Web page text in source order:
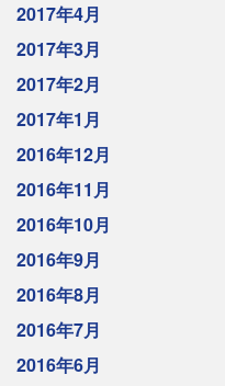
2017年4月
2017年3月
2017年2月
2017年1月
2016年12月
2016年11月
2016年10月
2016年9月
2016年8月
2016年7月
2016年6月